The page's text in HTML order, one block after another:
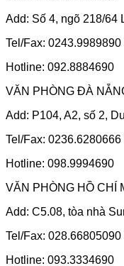
Add: Số 4, ngõ 218/64
Tel/Fax: 0243.9989890
Hotline: 092.8884690
VĂN PHÒNG ĐÀ
Add: P104, A2, số 2,
Tel/Fax: 0236.6280666
Hotline: 098.9994690
VĂN PHÒNG HỒ CHÍ
Add: C5.08, tòa nhà
Tel/Fax: 028.66805090
Hotline: 093.3334690